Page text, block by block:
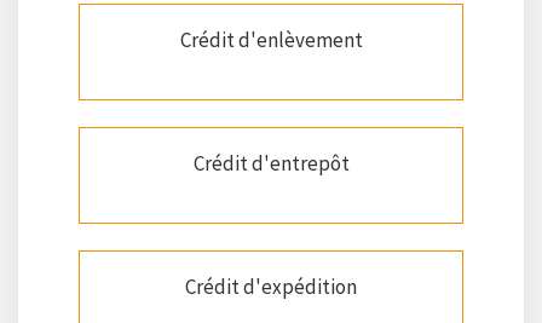
Crédit d'enlèvement
Crédit d'entrepôt
Crédit d'expédition